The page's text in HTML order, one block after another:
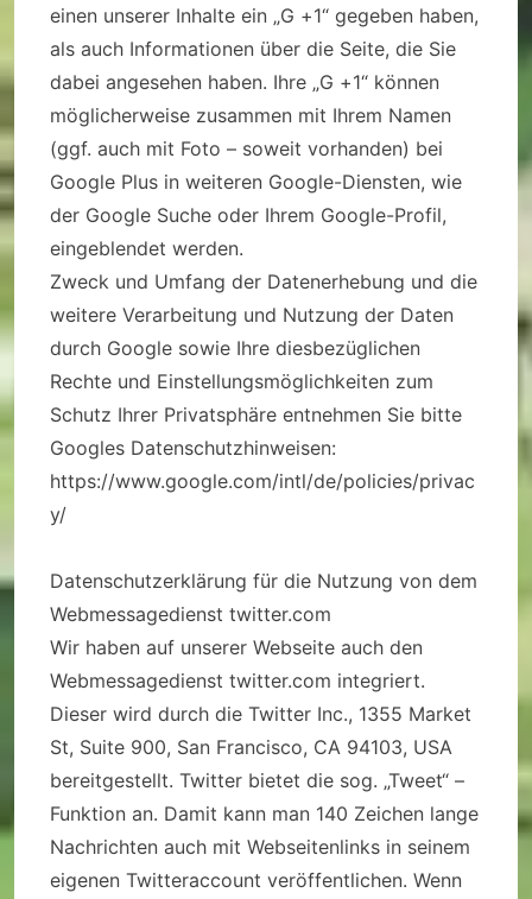
einen unserer Inhalte ein „G +1“ gegeben haben,
als auch Informationen über die Seite, die Sie
dabei angesehen haben. Ihre „G +1“ können
möglicherweise zusammen mit Ihrem Namen
(ggf. auch mit Foto – soweit vorhanden) bei
Google Plus in weiteren Google-Diensten, wie
der Google Suche oder Ihrem Google-Profil,
eingeblendet werden.
Zweck und Umfang der Datenerhebung und die
weitere Verarbeitung und Nutzung der Daten
durch Google sowie Ihre diesbezüglichen
Rechte und Einstellungsmöglichkeiten zum
Schutz Ihrer Privatsphäre entnehmen Sie bitte
Googles Datenschutzhinweisen:
https://www.google.com/intl/de/policies/privac
y/
Datenschutzerklärung für die Nutzung von dem
Webmessagedienst twitter.com
Wir haben auf unserer Webseite auch den
Webmessagedienst twitter.com integriert.
Dieser wird durch die Twitter Inc., 1355 Market
St, Suite 900, San Francisco, CA 94103, USA
bereitgestellt. Twitter bietet die sog. „Tweet“ –
Funktion an. Damit kann man 140 Zeichen lange
Nachrichten auch mit Webseitenlinks in seinem
eigenen Twitteraccount veröffentlichen. Wenn